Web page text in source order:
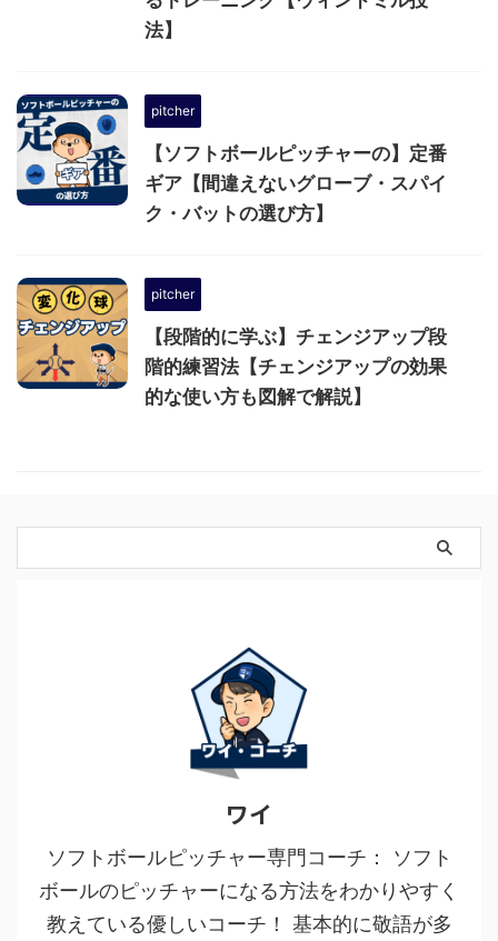
法】
pitcher
【ソフトボールピッチャーの】定番
ギア【間違えないグローブ・スパイ
ク・バットの選び方】
pitcher
【段階的に学ぶ】チェンジアップ段
階的練習法【チェンジアップの効果
的な使い方も図解で解説】
ワイ
ソフトボールピッチャー専門コーチ： ソフト
ボールのピッチャーになる方法をわかりやすく
教えている優しいコーチ！ 基本的に敬語が多